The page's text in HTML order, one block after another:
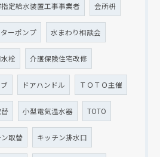
定給水装置工事事業者 会所枡
ーポンプ 水まわり相談会
栓 介護保険住宅改修
ドアハンドル ＴＯＴＯ主催
替 小型電気温水器 TOTO
取替 キッチン排水口